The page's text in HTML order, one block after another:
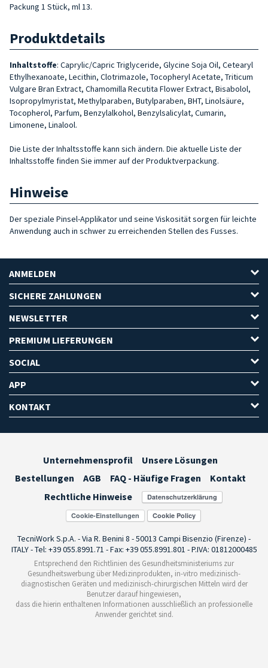
Packung 1 Stück, ml 13.
Produktdetails
Inhaltstoffe: Caprylic/Capric Triglyceride, Glycine Soja Oil, Cetearyl
Ethylhexanoate, Lecithin, Clotrimazole, Tocopheryl Acetate, Triticum
Vulgare Bran Extract, Chamomilla Recutita Flower Extract, Bisabolol,
Isopropylmyristat, Methylparaben, Butylparaben, BHT, Linolsäure,
Tocopherol, Parfum, Benzylalkohol, Benzylsalicylat, Cumarin,
Limonene, Linalool.
Die Liste der Inhaltsstoffe kann sich ändern. Die aktuelle Liste der
Inhaltsstoffe finden Sie immer auf der Produktverpackung.
Hinweise
Der speziale Pinsel-Applikator und seine Viskosität sorgen für leichte
Anwendung auch in schwer zu erreichenden Stellen des Fusses.
ANMELDEN
SICHERE ZAHLUNGEN
NEWSLETTER
PREMIUM LIEFERUNGEN
SOCIAL
APP
KONTAKT
Unternehmensprofil
Unsere Lösungen
Bestellungen
AGB FAQ - Häufige Fragen
Kontakt
Rechtliche Hinweise
Cookie-Einstellungen
TecniWork S.p.A. - Via R. Benini 8 - 50013 Campi Bisenzio (Firenze) -
ITALY - Tel: +39 055.8991.71 - Fax: +39 055.8991.801 - P.IVA: 01812000485
Entsprechend den Richtlinien des Gesundheitsministeriums zur
Gesundheitswerbung über Medizinprodukten, in-vitro medizinisch-
diagnostischen Geräten und medizinisch-chirurgischen Mitteln wird der
Benutzer darauf hingewiesen,
dass die hierin enthaltenen Informationen ausschließlich an professionelle
Anwender gerichtet sind.